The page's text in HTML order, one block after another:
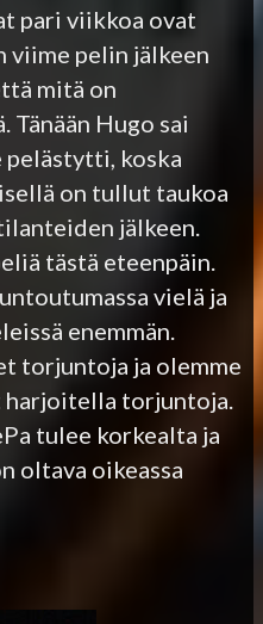
pari viikkoa ovat
viime pelin jälkeen
mitä on
Tänään Hugo sai
pelästytti, koska
on tullut taukoa
jälkeen.
tästä eteenpäin.
vielä ja
enemmän.
torjuntoja ja olemme
torjuntoja.
tulee korkealta ja
oltava oikeassa